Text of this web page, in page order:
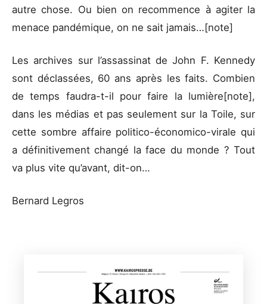
autre chose. Ou bien on recommence à agiter la
menace pandémique, on ne sait jamais…[note]
Les archives sur l’assassinat de John F. Kennedy
sont déclassées, 60 ans après les faits. Combien
de temps faudra-t-il pour faire la lumière[note],
dans les médias et pas seulement sur la Toile, sur
cette sombre affaire politico-économico-virale qui
a définitivement changé la face du monde ? Tout
va plus vite qu’avant, dit-on…
Bernard Legros